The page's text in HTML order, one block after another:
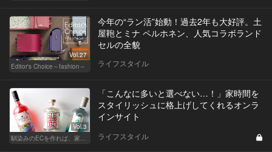
Vol.27
Editor's Choice～fashion～
今年の“ラン活”始動！過去2年も大好評。土
屋鞄とミナ ペルホネン、人気コラボランド
セルの全貌
ライフスタイル
Vol.3
馴染みのECを作れば、家飲みが変わる！
「こんなに多いと選べない…！」家時間を
スタイリッシュに格上げしてくれるオンラ
インサイト
ライフスタイル